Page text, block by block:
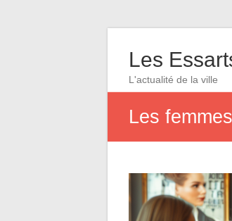
Les
L'actualité de la ville
Les